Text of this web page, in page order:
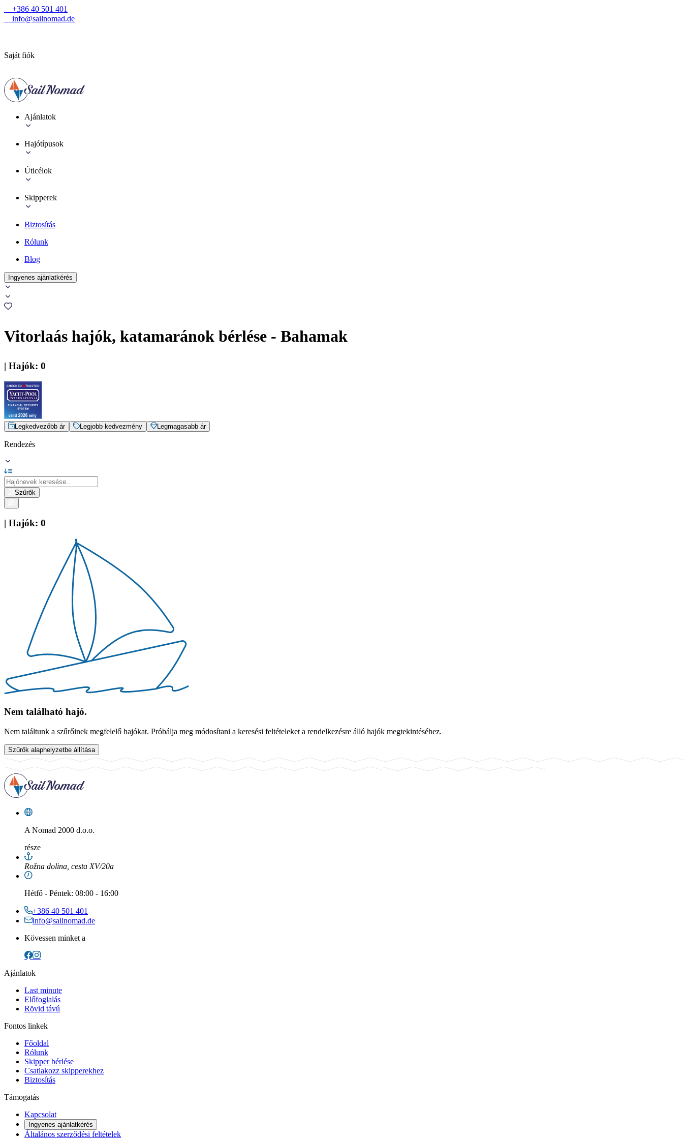
+386 40 501 401
info@sailnomad.de
Saját fiók
Ajánlatok
Hajótípusok
Úticélok
Skipperek
Biztosítás
Rólunk
Blog
Ingyenes ajánlatkérés
Vitorlaás hajók, katamaránok bérlése - Bahamak
| Hajók: 0
Legkedvezőbb ár Legjobb kedvezmény Legmagasabb ár
Rendezés
Szűrők
| Hajók: 0
Nem található hajó.
Nem találtunk a szűrőinek megfelelő hajókat. Próbálja meg módosítani a keresési feltételeket a rendelkezésre álló hajók megtekintéséhez.
Szűrők alaphelyzetbe állítása
A Nomad 2000 d.o.o.
része
Rožna dolina, cesta XV/20a
Hétfő - Péntek: 08:00 - 16:00
+386 40 501 401
info@sailnomad.de
Kövessen minket a
Ajánlatok
Last minute
Előfoglalás
Rövid távú
Fontos linkek
Főoldal
Rólunk
Skipper bérlése
Csatlakozz skipperekhez
Biztosítás
Támogatás
Kapcsolat
Ingyenes ajánlatkérés
Általános szerződési feltételek